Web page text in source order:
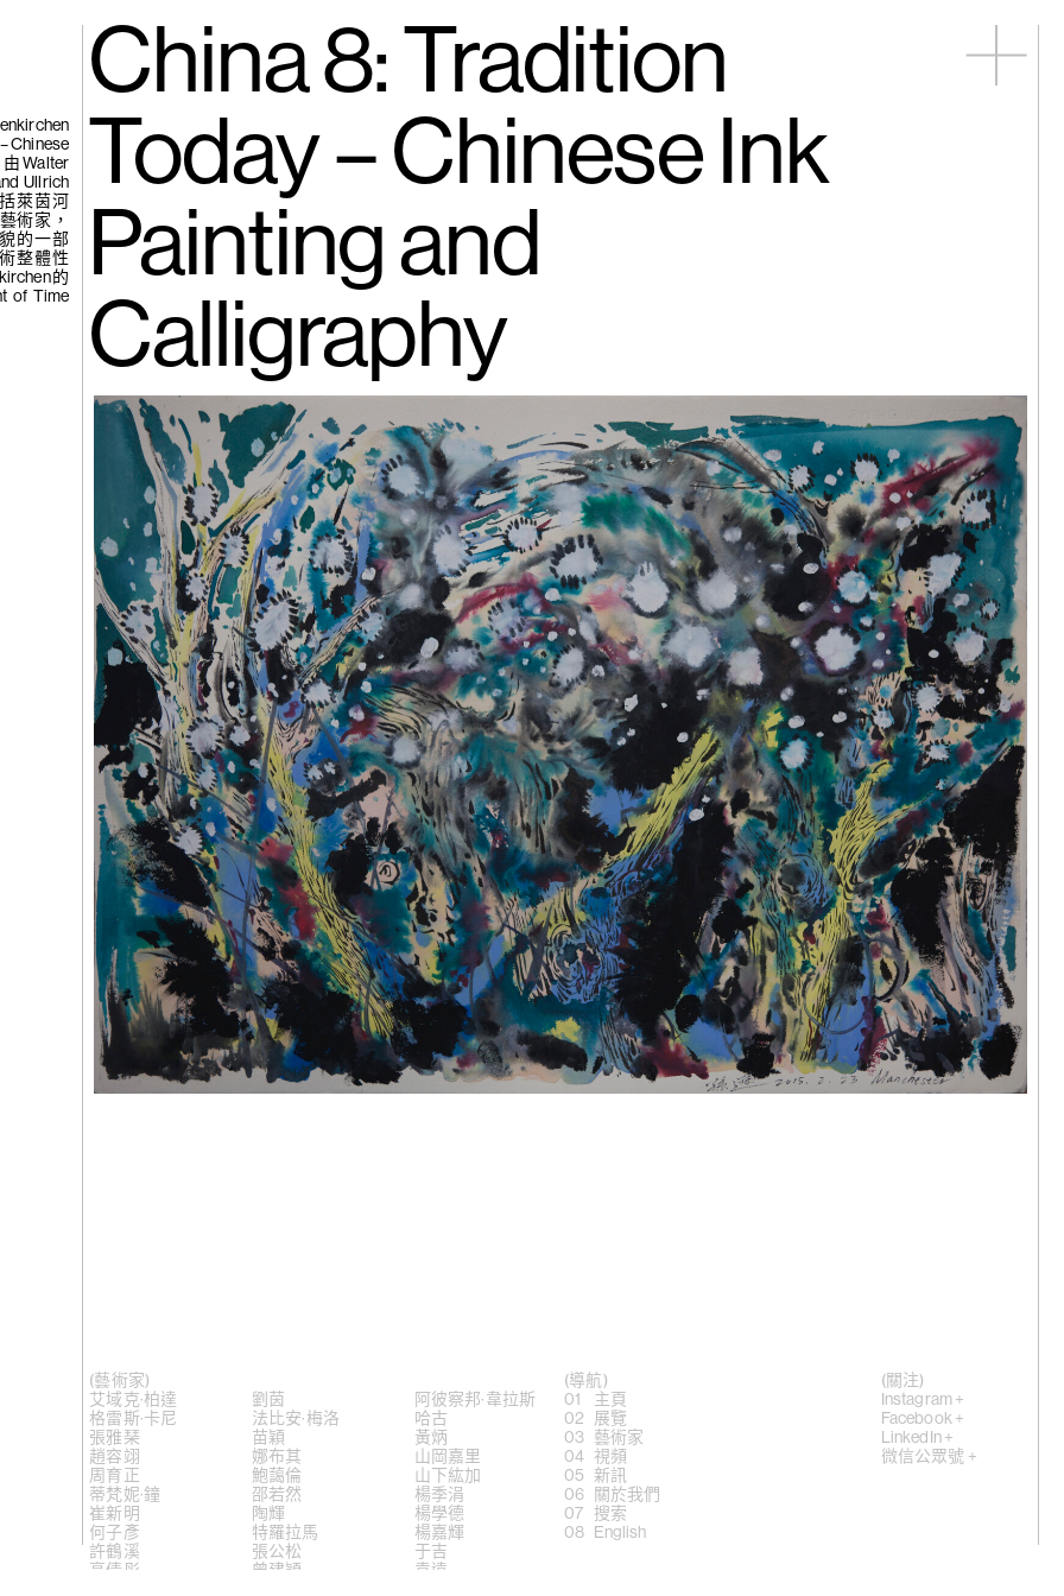
(265) 張公松｜醒來
吧，蜉蝣…
(264) 楊學德｜老地方
見
(263) 特羅拉馬，《異
中求同》，2024
(262) 劉曉輝｜香港的
花
(260) 黃炳，《耳屎落
石》，2022
Chinese
由Walter
Ullrich
萊茵河
術家，
的一部
整體性
的
of Time
China 8: Tradition
Today – Chinese Ink
Painting and
Calligraphy
(藝術家)
艾域克·柏達
格雷斯·卡尼
張雅琹
趙容翊
周育正
蒂梵妮·鐘
崔新明
何子彥
許鶴溪
高倩彤
劉茵
法比安·梅洛
苗穎
娜布其
鮑藹倫
邵若然
陶輝
特羅拉馬
張公松
曾建穎
阿彼察邦·韋拉斯
哈古
黃炳
山岡嘉里
山下紘加
楊季涓
楊學德
楊嘉輝
于吉
袁遠
(導航)
主頁
展覽
藝術家
視頻
新訊
關於我們
搜索
English
(關注)
Instagram +
Facebook +
LinkedIn +
微信公眾號 +